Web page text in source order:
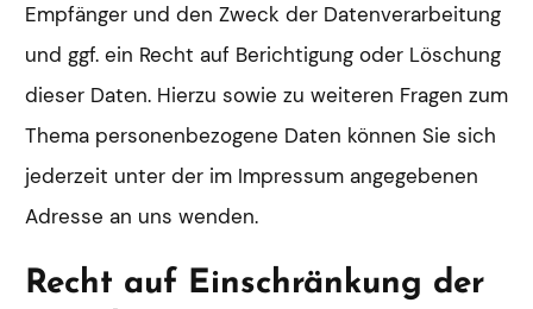
Empfänger und den Zweck der Datenverarbeitung
und ggf. ein Recht auf Berichtigung oder Löschung
dieser Daten. Hierzu sowie zu weiteren Fragen zum
Thema personenbezogene Daten können Sie sich
jederzeit unter der im Impressum angegebenen
Adresse an uns wenden.
Recht auf Einschränkung der